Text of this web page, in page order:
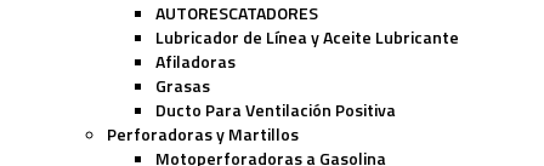
AUTORESCATADORES
Lubricador de Línea y Aceite Lubricante
Afiladoras
Grasas
Ducto Para Ventilación Positiva
Perforadoras y Martillos
Motoperforadoras a Gasolina